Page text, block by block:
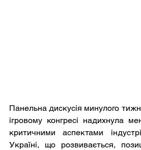
Панельна дискусія минулого
ігровому конгресі надихнула
критичними аспектами
Україні, що розвивається,